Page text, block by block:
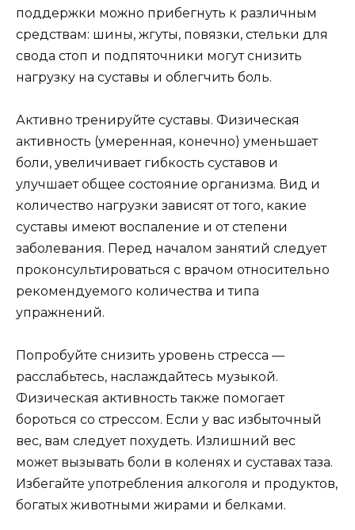
поддержки можно прибегнуть к различным
средствам: шины, жгуты, повязки, стельки для
свода стоп и подпяточники могут снизить
нагрузку на суставы и облегчить боль.
Активно тренируйте суставы. Физическая
активность (умеренная, конечно) уменьшает
боли, увеличивает гибкость суставов и
улучшает общее состояние организма. Вид и
количество нагрузки зависят от того, какие
суставы имеют воспаление и от степени
заболевания. Перед началом занятий следует
проконсультироваться с врачом относительно
рекомендуемого количества и типа
упражнений.
Попробуйте снизить уровень стресса —
расслабьтесь, наслаждайтесь музыкой.
Физическая активность также помогает
бороться со стрессом. Если у вас избыточный
вес, вам следует похудеть. Излишний вес
может вызывать боли в коленях и суставах таза.
Избегайте употребления алкоголя и продуктов,
богатых животными жирами и белками.